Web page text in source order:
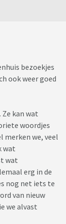
bezoekjes
ook weer goed
kan wat
woordjes
merken we, veel
wat
wat
erg in de
nog net iets te
van nieuw
we alvast